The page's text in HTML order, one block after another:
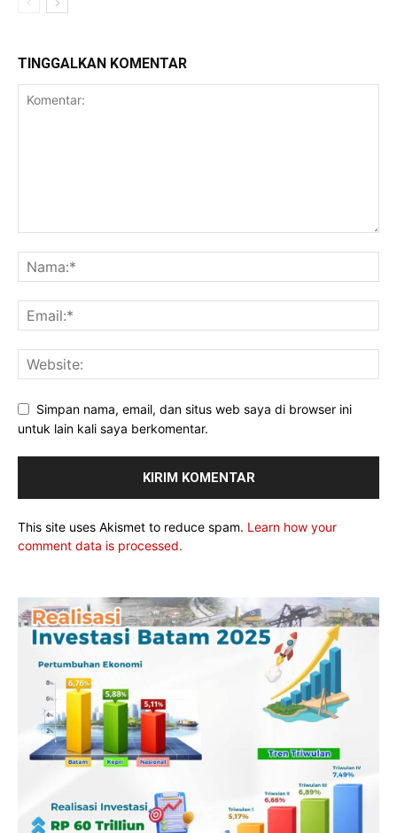
TINGGALKAN KOMENTAR
Simpan nama, email, dan situs web saya di browser ini
untuk lain kali saya berkomentar.
This site uses Akismet to reduce spam. Learn how your
comment data is processed.